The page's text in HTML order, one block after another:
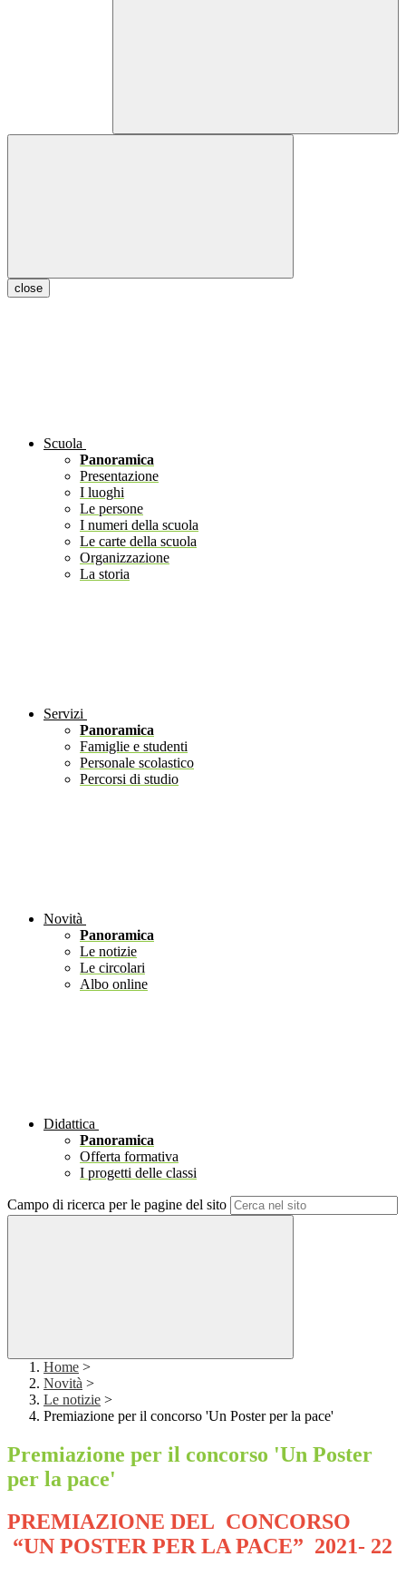
close
Scuola
Panoramica
Presentazione
I luoghi
Le persone
I numeri della scuola
Le carte della scuola
Organizzazione
La storia
Servizi
Panoramica
Famiglie e studenti
Personale scolastico
Percorsi di studio
Novità
Panoramica
Le notizie
Le circolari
Albo online
Didattica
Panoramica
Offerta formativa
I progetti delle classi
Campo di ricerca per le pagine del sito
Home >
Novità >
Le notizie >
Premiazione per il concorso 'Un Poster per la pace'
Premiazione per il concorso 'Un Poster
per la pace'
PREMIAZIONE DEL CONCORSO
“UN POSTER PER LA PACE” 2021- 22